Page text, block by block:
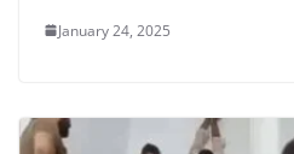
January 24, 2025